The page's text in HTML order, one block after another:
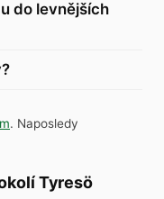
do levnějších
. Naposledy
Tyresö